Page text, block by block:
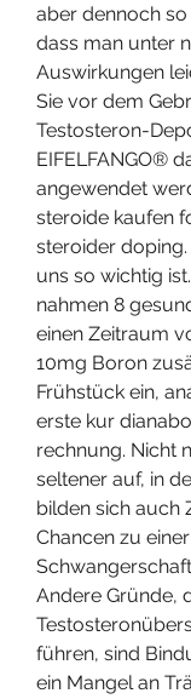
aber dennoch
dass man unter
Auswirkungen
Sie vor dem
Testosteron-
EIFELFANGO®
angewendet
steroide kaufen
steroider
uns so wichtig
nahmen 8
einen Zeitraum
10mg Boron
Frühstück ein,
erste kur
rechnung. Nicht
seltener auf, in
bilden sich auch
Chancen zu
Andere Gründe,
führen, sind
ein Mangel an